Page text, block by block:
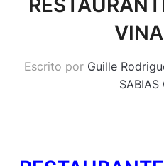
Escrito por Guille
SABIAS